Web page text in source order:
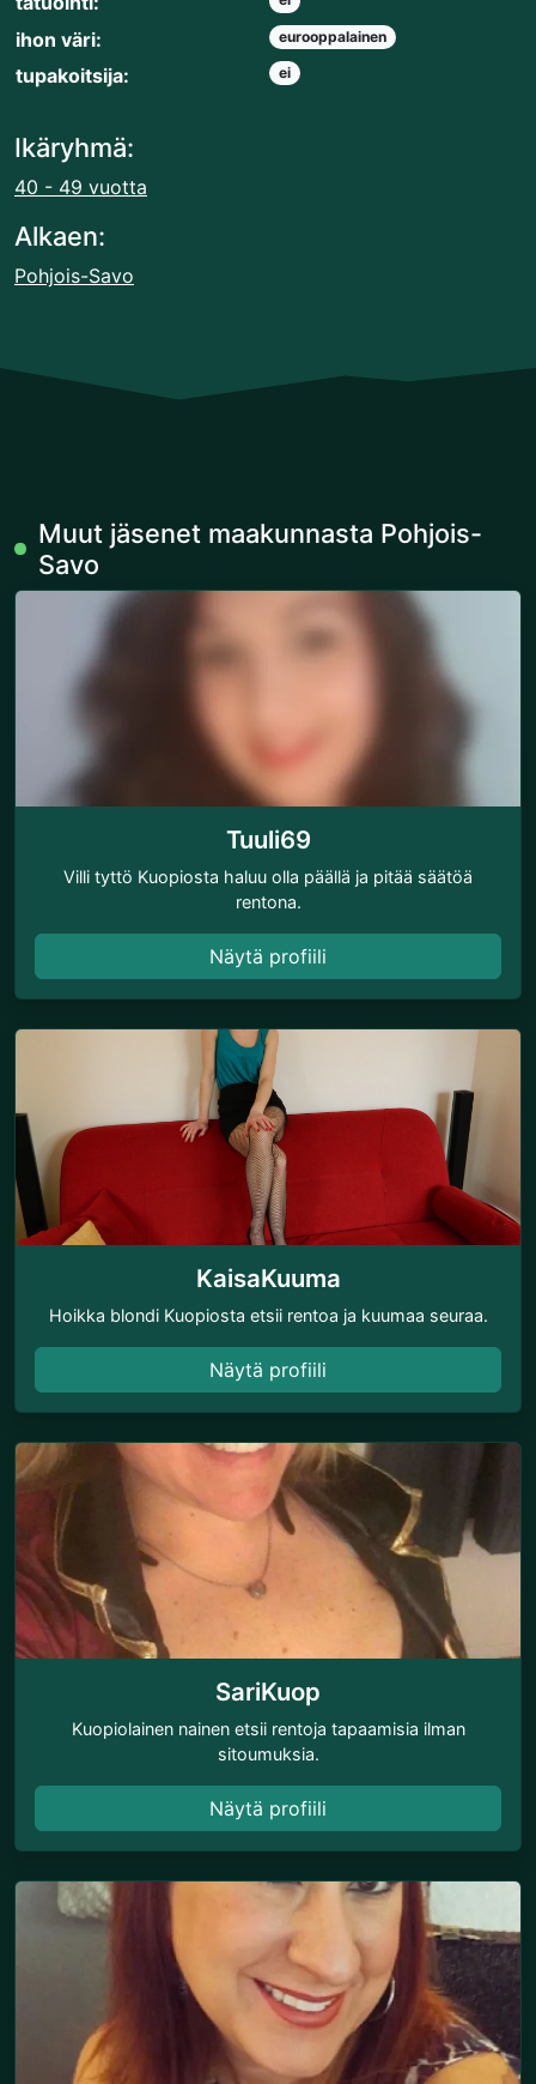
ihon väri: eurooppalainen
tupakoitsija: ei
Ikäryhmä:
40 - 49 vuotta
Alkaen:
Pohjois-Savo
Muut jäsenet maakunnasta Pohjois-
Savo
Tuuli69
Villi tyttö Kuopiosta haluu olla päällä ja pitää säätöä
rentona.
Näytä profiili
KaisaKuuma
Hoikka blondi Kuopiosta etsii rentoa ja kuumaa seuraa.
Näytä profiili
SariKuop
Kuopiolainen nainen etsii rentoja tapaamisia ilman
sitoumuksia.
Näytä profiili